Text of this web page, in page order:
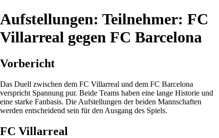
Aufstellungen: Teilnehmer: FC
Villarreal gegen FC Barcelona
Vorbericht
Das Duell zwischen dem FC Villarreal und dem FC Barcelona
verspricht Spannung pur. Beide Teams haben eine lange Historie und
eine starke Fanbasis. Die Aufstellungen der beiden Mannschaften
werden entscheidend sein für den Ausgang des Spiels.
FC Villarreal